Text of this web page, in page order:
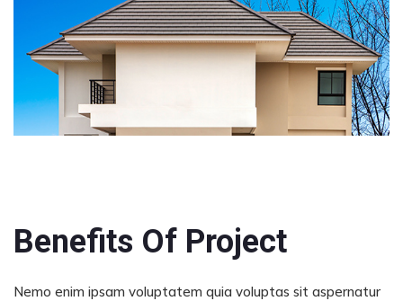
Benefits Of Project
Nemo enim ipsam voluptatem quia voluptas sit aspernatur